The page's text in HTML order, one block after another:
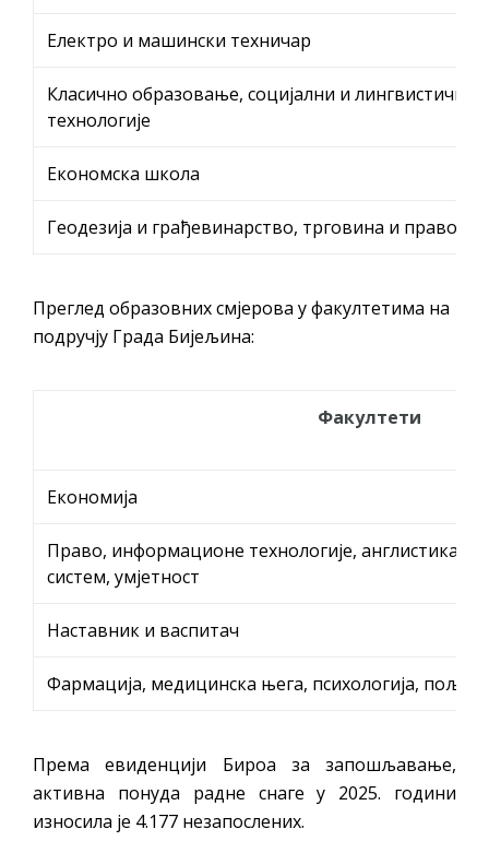
Електро и машински техничар
Класично образовање, социјални и лингвистички
технологије
Економска школа
Геодезија и грађевинарство, трговина и право
Преглед образовних смјерова у факултетима на
подручју Града Бијељина:
Факултети
Економија
Право, информационе технологије, англистика,
систем, умјетност
Наставник и васпитач
Фармација, медицинска њега, психологија,
Према евиденцији Бироа за запошљавање,
активна понуда радне снаге у 2025. години
износила је 4.177 незапослених.